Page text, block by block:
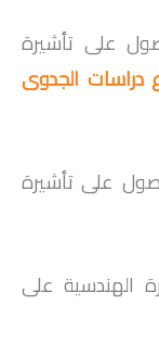
على تأشيرة
دراسات الجدوى
على تأشيرة
الهندسية على